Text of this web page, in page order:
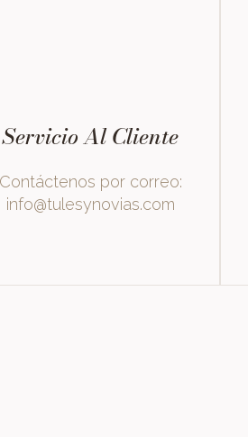
Servicio Al Cliente
Contáctenos por correo:
info@tulesynovias.com